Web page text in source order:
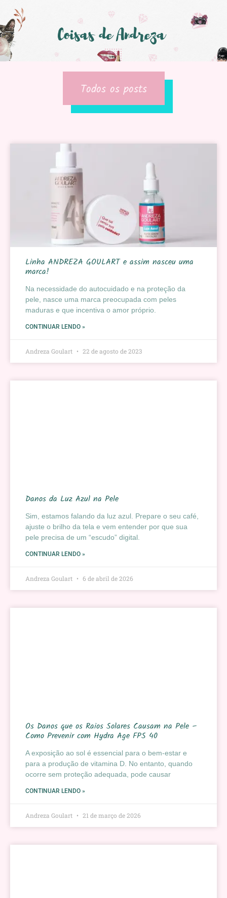
Todos os posts
Linha ANDREZA GOULART e assim nasceu uma
marca!
Na necessidade do autocuidado e na proteção da
pele, nasce uma marca preocupada com peles
maduras e que incentiva o amor próprio.
CONTINUAR LENDO »
Andreza Goulart 22 de agosto de 2023
Danos da Luz Azul na Pele
Sim, estamos falando da luz azul. Prepare o seu café,
ajuste o brilho da tela e vem entender por que sua
pele precisa de um “escudo” digital.
CONTINUAR LENDO »
Andreza Goulart 6 de abril de 2026
Os Danos que os Raios Solares Causam na Pele –
Como Prevenir com Hydra Age FPS 40
A exposição ao sol é essencial para o bem-estar e
para a produção de vitamina D. No entanto, quando
ocorre sem proteção adequada, pode causar
CONTINUAR LENDO »
Andreza Goulart 21 de março de 2026